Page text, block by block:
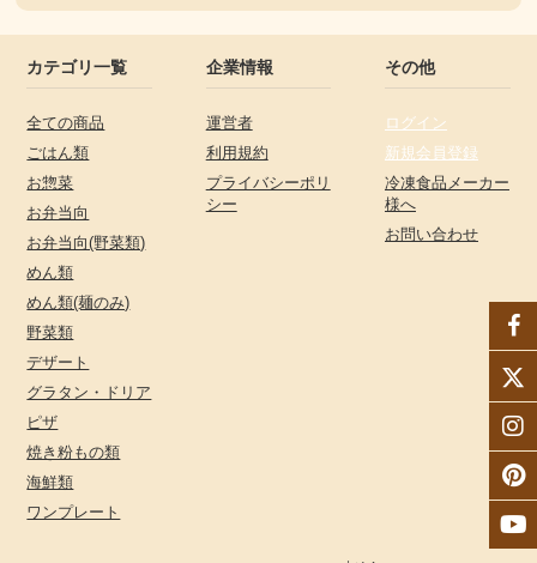
カテゴリ一覧
全ての商品
ごはん類
お惣菜
お弁当向
お弁当向(野菜類)
めん類
めん類(麺のみ)
野菜類
デザート
グラタン・ドリア
ピザ
焼き粉もの類
海鮮類
ワンプレート
企業情報
運営者
利用規約
プライバシーポリ
シー
その他
ログイン
新規会員登録
冷凍食品メーカー
様へ
お問い合わせ